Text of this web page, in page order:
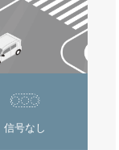
信号なし